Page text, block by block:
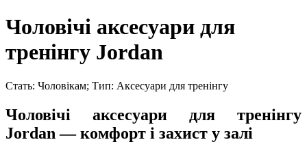
Чоловічі аксесуари для
тренінгу Jordan
Стать: Чоловікам; Тип: Аксесуари для тренінгу
Чоловічі аксесуари для тренінгу
Jordan — комфорт і захист у залі